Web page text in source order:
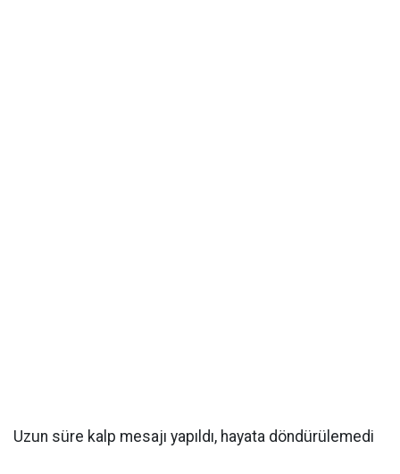
Uzun süre kalp mesajı yapıldı, hayata döndürülemedi